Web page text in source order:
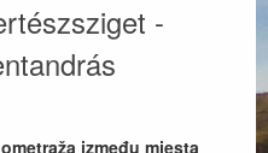
-
između mjesta